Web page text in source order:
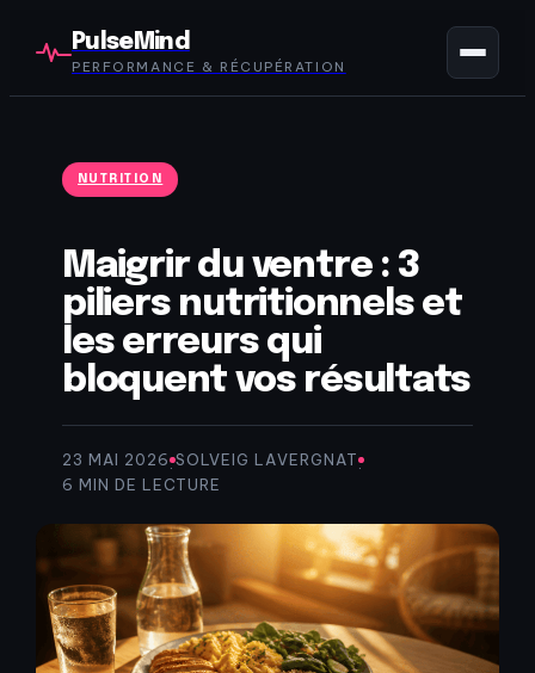
PulseMind
PERFORMANCE & RÉCUPÉRATION
NUTRITION
Maigrir du ventre : 3
piliers nutritionnels et
les erreurs qui
bloquent vos résultats
23 MAI 2026·SOLVEIG LAVERGNAT·
6 MIN DE LECTURE